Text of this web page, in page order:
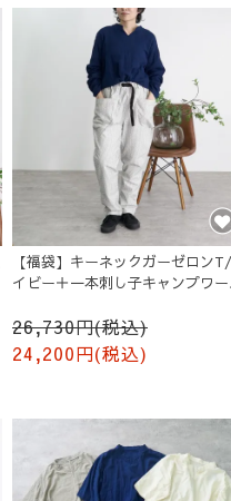
【福袋】キーネックガーゼロン
イビー＋一本刺し子キャンプワ
26,730円(税込)
24,200円(税込)